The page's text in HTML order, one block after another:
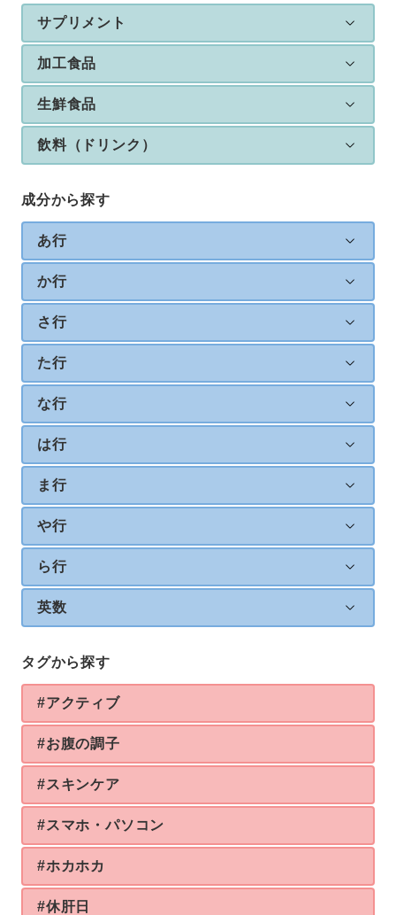
サプリメント
加工食品
生鮮食品
飲料（ドリンク）
成分から探す
あ行
か行
さ行
た行
な行
は行
ま行
や行
ら行
英数
タグから探す
#アクティブ
#お腹の調子
#スキンケア
#スマホ・パソコン
#ホカホカ
#休肝日